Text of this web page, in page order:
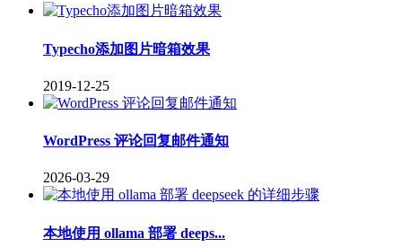
Typecho添加图片暗箱效果
2019-12-25
WordPress 评论回复邮件通知
2026-03-29
本地使用 ollama 部署 deeps...